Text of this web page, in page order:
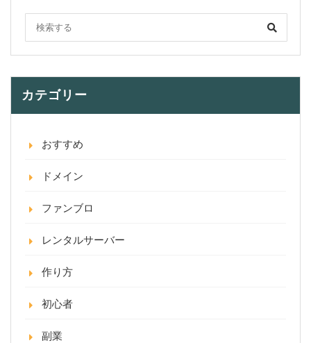
カテゴリー
おすすめ
ドメイン
ファンブロ
レンタルサーバー
作り方
初心者
副業